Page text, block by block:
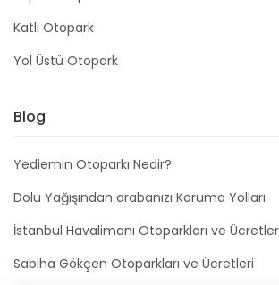
Katlı Otopark
Yol Üstü Otopark
Blog
Yediemin Otoparkı Nedir?
Dolu Yağışından arabanızı Koruma Yolları
İstanbul Havalimanı Otoparkları ve
Sabiha Gökçen Otoparkları ve Ücretleri